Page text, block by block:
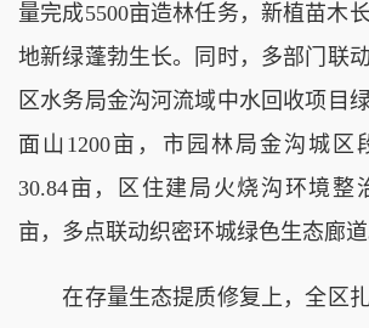
量完成5500亩造林任务，新植苗木
地新绿蓬勃生长。同时，多部门联
区水务局金沟河流域中水回收项目
面山1200亩，市园林局金沟城区
30.84亩，区住建局火烧沟环境整
亩，多点联动织密环城绿色生态廊道
在存量生态提质修复上，全区扎